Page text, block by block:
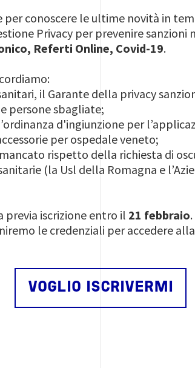
per conoscere le ultime novità in
Privacy per prevenire sanzioni
Referti Online, Covid-19.
il Garante della privacy
persone sbagliate;
d'ingiunzione per
per ospedale veneto;
rispetto della richiesta di
(la Usl della Romagna e
previa iscrizione entro il 21 febbraio.
le credenziali per accedere
VOGLIO ISCRIVERMI